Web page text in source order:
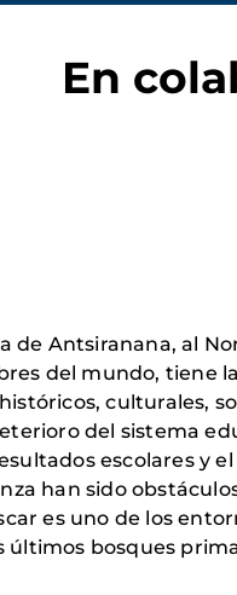
En
de Antsiranana, al
del mundo,
culturales,
del sistema
escolares y
han sido
es uno de los
últimos bosques